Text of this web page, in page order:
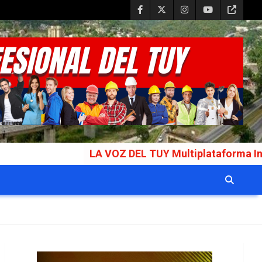
LA VOZ DEL TUY Multiplataforma Informativa